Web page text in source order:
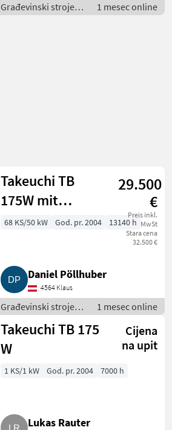
Građevinski strojevi
/ Mobilni bageri
1 mesec online
Takeuchi TB
175W mit
RotoTilt
29.500
€
Preis inkl.
MwSt
Stara cena
32.500 €
68 KS/50 kW God. pr. 2004 13140 h
Daniel Pöllhuber
4564 Klaus
Građevinski strojevi
/ Mobilni bageri
1 mesec online
Takeuchi TB 175
W
Cijena
na upit
1 KS/1 kW God. pr. 2004 7000 h
Lukas Rauter